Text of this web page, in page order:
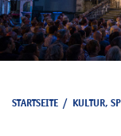
STARTSEITE / KULTUR,